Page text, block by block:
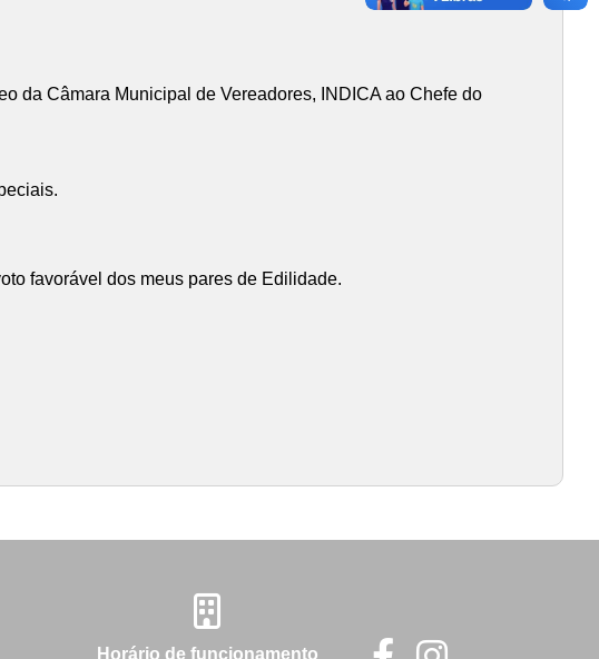
da Câmara Municipal de Vereadores, INDICA ao Chefe do
favorável dos meus pares de Edilidade.
Horário de funcionamento